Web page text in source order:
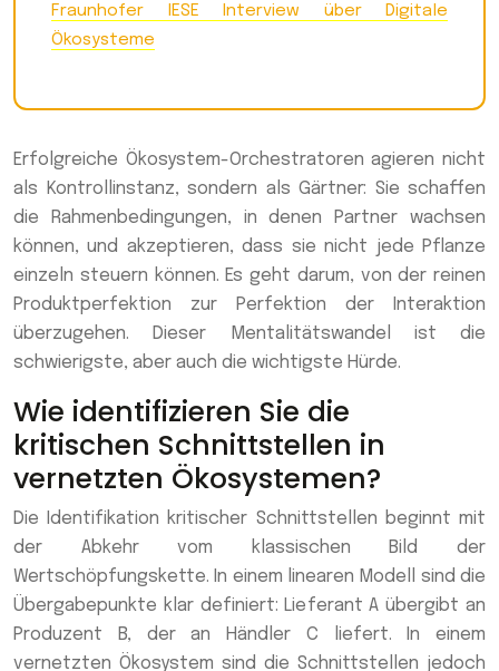
Fraunhofer IESE Interview über Digitale
Ökosysteme
Erfolgreiche Ökosystem-Orchestratoren agieren nicht
als Kontrollinstanz, sondern als Gärtner: Sie schaffen
die Rahmenbedingungen, in denen Partner wachsen
können, und akzeptieren, dass sie nicht jede Pflanze
einzeln steuern können. Es geht darum, von der reinen
Produktperfektion zur Perfektion der Interaktion
überzugehen. Dieser Mentalitätswandel ist die
schwierigste, aber auch die wichtigste Hürde.
Wie identifizieren Sie die
kritischen Schnittstellen in
vernetzten Ökosystemen?
Die Identifikation kritischer Schnittstellen beginnt mit
der Abkehr vom klassischen Bild der
Wertschöpfungskette. In einem linearen Modell sind die
Übergabepunkte klar definiert: Lieferant A übergibt an
Produzent B, der an Händler C liefert. In einem
vernetzten Ökosystem sind die Schnittstellen jedoch